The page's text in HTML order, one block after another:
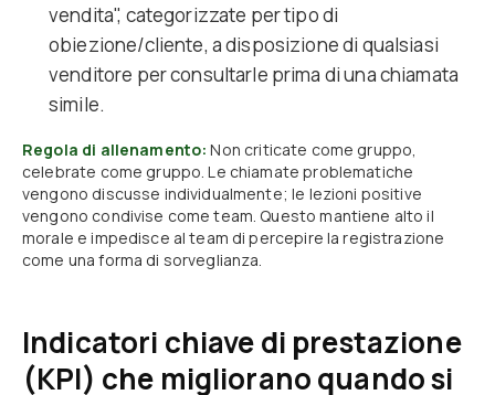
vendita", categorizzate per tipo di
obiezione/cliente, a disposizione di qualsiasi
venditore per consultarle prima di una chiamata
simile.
Regola di allenamento: Non criticate come gruppo,
celebrate come gruppo. Le chiamate problematiche
vengono discusse individualmente; le lezioni positive
vengono condivise come team. Questo mantiene alto il
morale e impedisce al team di percepire la registrazione
come una forma di sorveglianza.
Indicatori chiave di prestazione
(KPI) che migliorano quando si